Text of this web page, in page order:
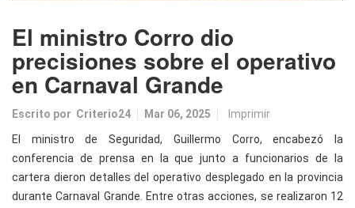
El ministro Corro dio
precisiones sobre el operativo
en Carnaval Grande
Escrito por Criterio24 Mar 06, 2025
Imprimir
El ministro de Seguridad, Guillermo Corro, encabezó la
conferencia de prensa en la que junto a funcionarios de la
cartera dieron detalles del operativo desplegado en la provincia
durante Carnaval Grande. Entre otras acciones, se realizaron 12